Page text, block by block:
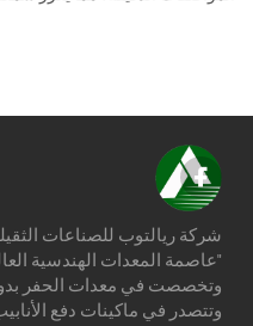
شركة ريالتوب للصناعات
وتخصصت في معدات الحفر
وتتصدر في ماكينات دفع